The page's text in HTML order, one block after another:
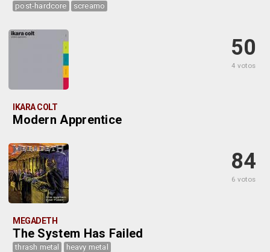
post-hardcore screamo
50
4 votos
IKARA COLT
Modern Apprentice
84
6 votos
MEGADETH
The System Has Failed
thrash metal heavy metal